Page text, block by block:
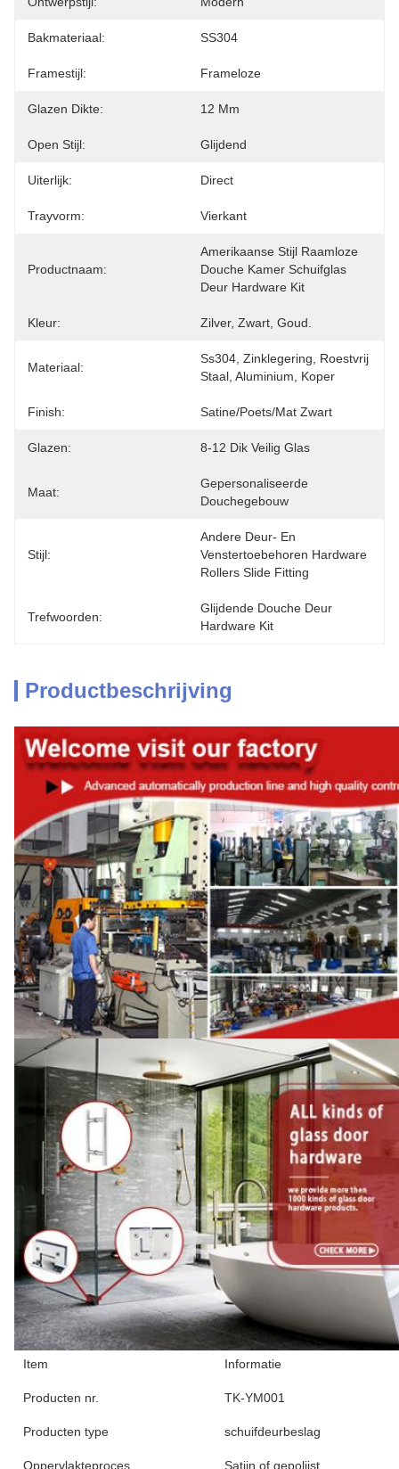
Bakmateriaal: SS304
Framestijl: Frameloze
Glazen Dikte: 12 Mm
Open Stijl: Glijdend
Uiterlijk: Direct
Trayvorm: Vierkant
Productnaam:
Amerikaanse Stijl Raamloze
Douche Kamer Schuifglas
Deur Hardware Kit
Kleur: Zilver, Zwart, Goud.
Materiaal:
Ss304, Zinklegering, Roestvrij
Staal, Aluminium, Koper
Finish: Satine/poets/mat Zwart
Glazen: 8-12 Dik Veilig Glas
Maat:
Gepersonaliseerde
Douchegebouw
Stijl:
Andere Deur- En
Venstertoebehoren Hardware
Rollers Slide Fitting
Trefwoorden:
Glijdende Douche Deur
Hardware Kit
Productbeschrijving
Item Informatie
Producten nr. TK-YM001
Producten type schuifdeurbeslag
Oppervlakteproces Satijn of gepolijst